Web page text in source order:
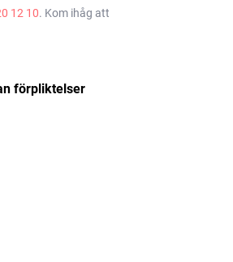
12 10. Kom ihåg att
förpliktelser